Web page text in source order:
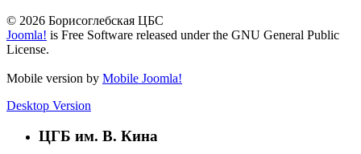
ребят
представленными
выставке
© 2026 Борисоглебская ЦБС
Joomla! is Free Software released under the GNU General Public
License.
Mobile version by Mobile Joomla!
Desktop Version
ЦГБ им. В. Кина